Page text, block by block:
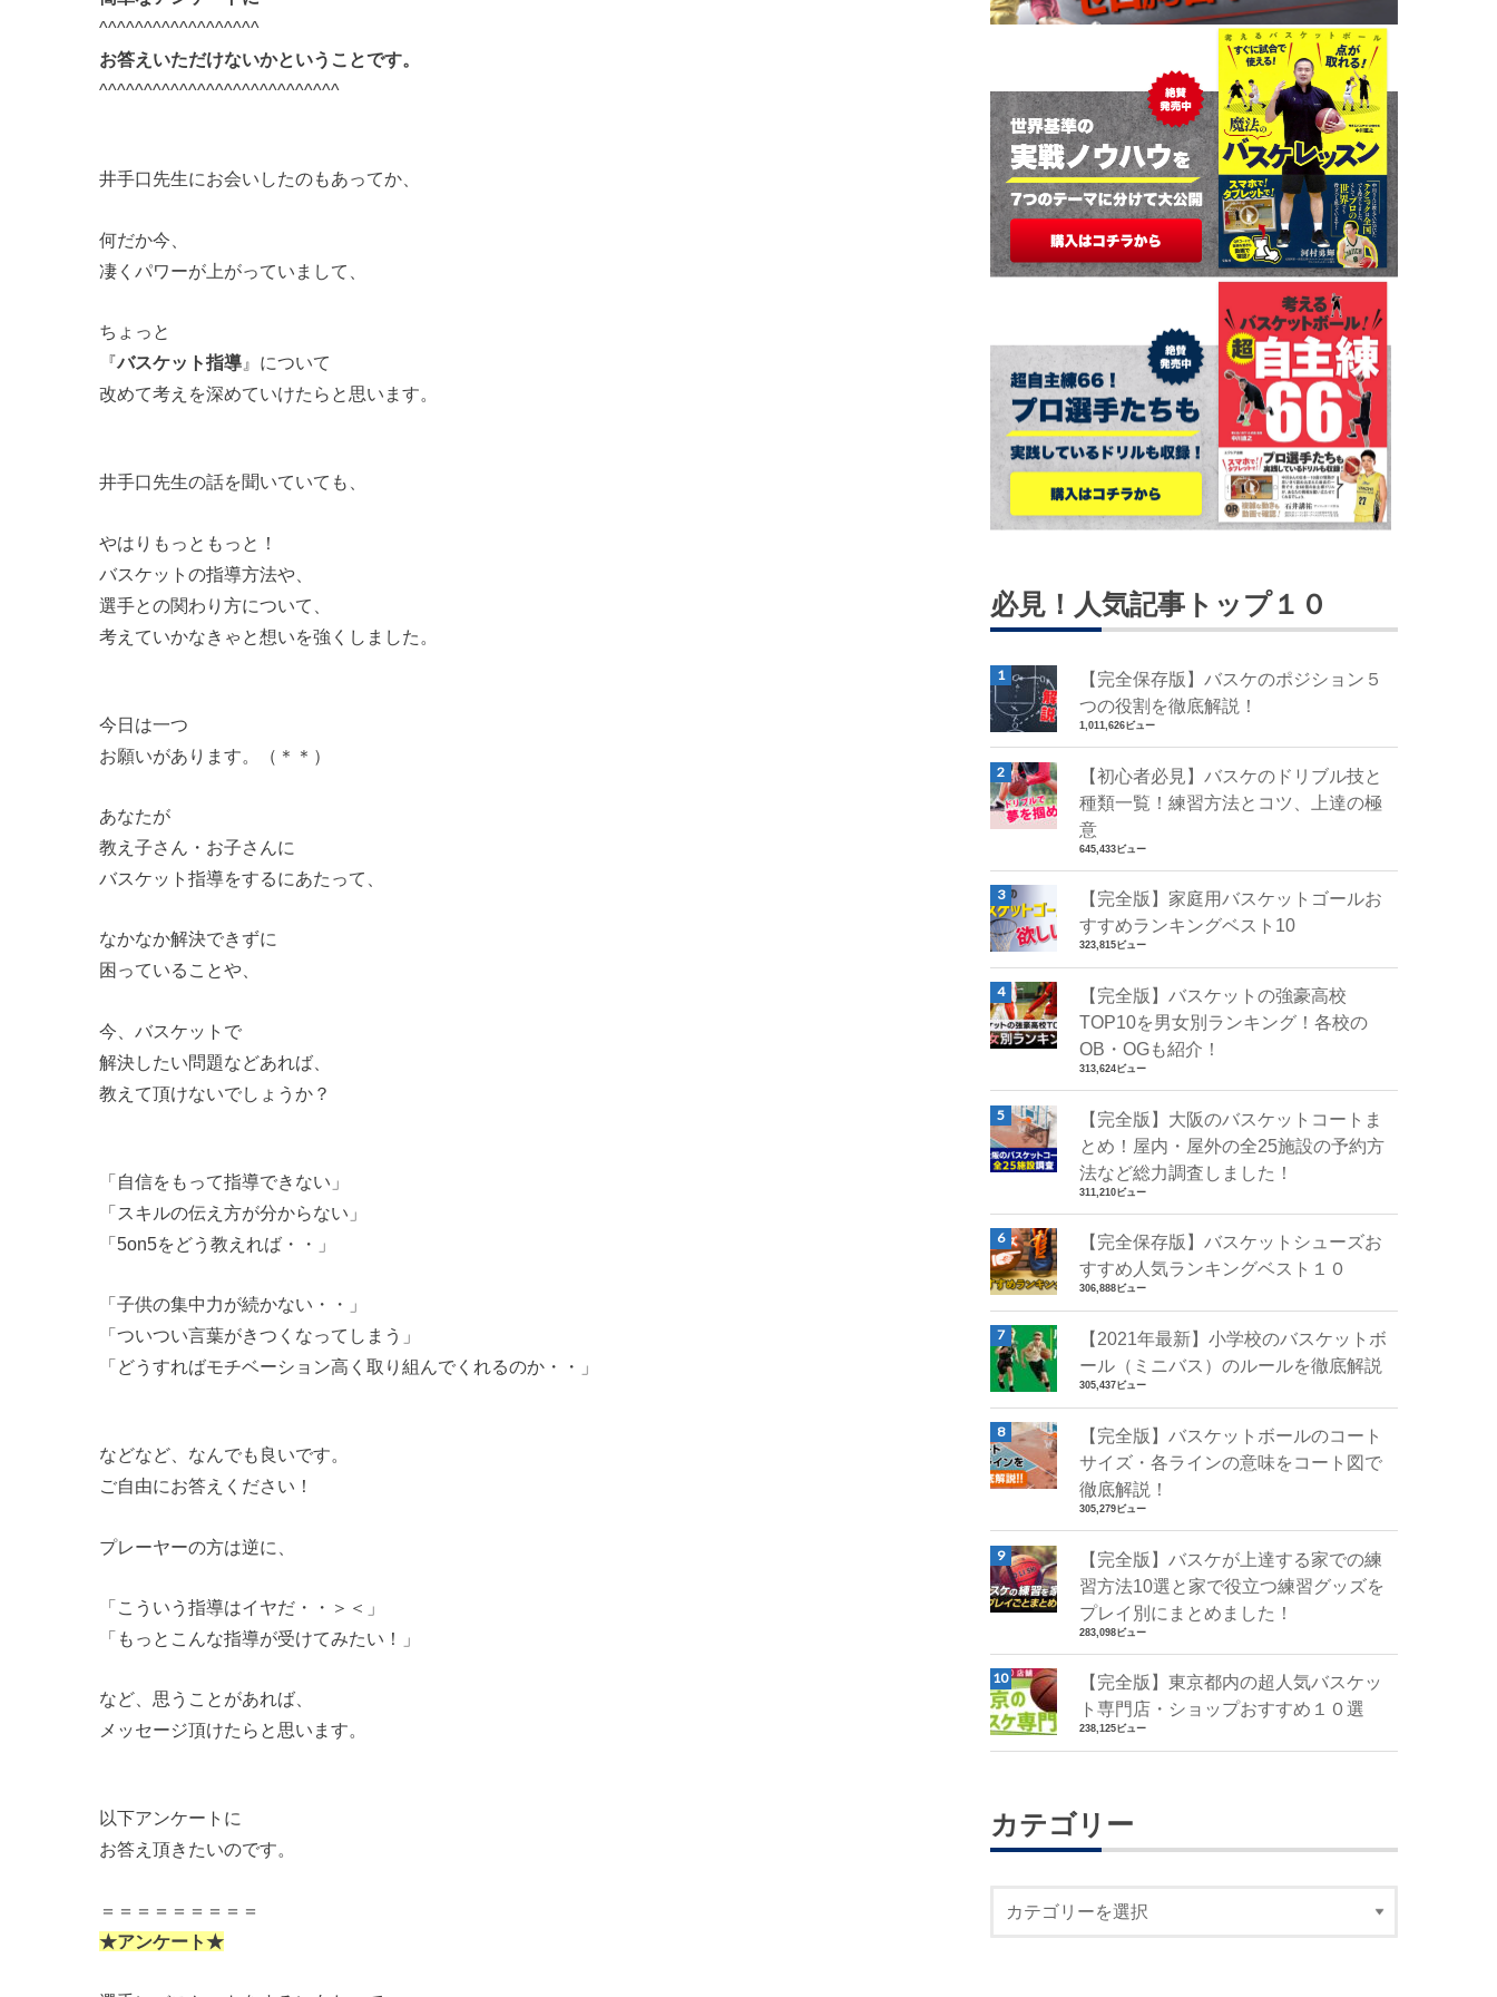
^^^^^^^^^^^^^^^^^^
お答えいただけないかということです。
^^^^^^^^^^^^^^^^^^^^^^^^^^^
井手口先生にお会いしたのもあってか、
何だか今、
凄くパワーが上がっていまして、
ちょっと
『バスケット指導 』について
改めて考えを深めていけたらと思います。
井手口先生の話を聞いていても、
やはりもっともっと！
バスケットの指導方法や、
選手との関わり方について、
考えていかなきゃと想いを強くしました。
今日は一つ
お願いがあります。（＊＊）
あなたが
教え子さん・お子さんに
バスケット指導をするにあたって、
なかなか解決できずに
困っていることや、
今、バスケットで
解決したい問題などあれば、
教えて頂けないでしょうか？
「自信をもって指導できない」
「スキルの伝え方が分からない」
「5on5をどう教えれば・・」
「子供の集中力が続かない・・」
「ついつい言葉がきつくなってしまう」
「どうすればモチベーション高く取り組んでくれるのか・・」
などなど、なんでも良いです。
ご自由にお答えください！
プレーヤーの方は逆に、
「こういう指導はイヤだ・・＞＜」
「もっとこんな指導が受けてみたい！」
など、思うことがあれば、
メッセージ頂けたらと思います。
以下アンケートに
お答え頂きたいのです。
＝＝＝＝＝＝＝＝＝
★アンケート★
必見！人気記事トップ１０
【完全保存版】バスケのポジション５
つの役割を徹底解説！
1,011,626ビュー
【初心者必見】バスケのドリブル技と
種類一覧！練習方法とコツ、上達の極
意
645,433ビュー
【完全版】家庭用バスケットゴールお
すすめランキングベスト10
323,815ビュー
【完全版】バスケットの強豪高校
TOP10を男女別ランキング！各校の
OB・OGも紹介！
313,624ビュー
【完全版】大阪のバスケットコートま
とめ！屋内・屋外の全25施設の予約方
法など総力調査しました！
311,210ビュー
【完全保存版】バスケットシューズお
すすめ人気ランキングベスト１０
306,888ビュー
【2021年最新】小学校のバスケットボ
ール（ミニバス）のルールを徹底解説
305,437ビュー
【完全版】バスケットボールのコート
サイズ・各ラインの意味をコート図で
徹底解説！
305,279ビュー
【完全版】バスケが上達する家での練
習方法10選と家で役立つ練習グッズを
プレイ別にまとめました！
283,098ビュー
【完全版】東京都内の超人気バスケッ
ト専門店・ショップおすすめ１０選
238,125ビュー
カテゴリー